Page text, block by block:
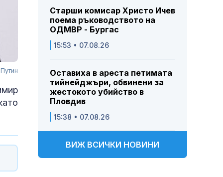
Старши комисар Христо Ичев
поема ръководството на
ОДМВР - Бургас
15:53 • 07.08.26
Оставиха в ареста петимата
тийнейджъри, обвинени за
жестокото убийство в
Пловдив
15:38 • 07.08.26
ВИЖ ВСИЧКИ НОВИНИ